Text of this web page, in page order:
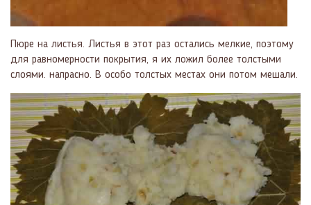
Пюре на листья. Листья в этот раз остались мелкие, поэтому
для равномерности покрытия, я их ложил более толстыми
слоями. напрасно. В особо толстых местах они потом мешали.